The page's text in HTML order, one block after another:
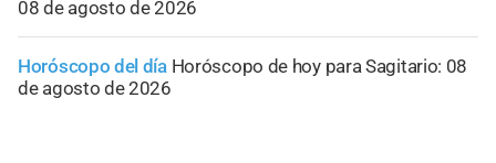
08 de agosto de 2026
Horóscopo del día Horóscopo de hoy para Sagitario: 08
de agosto de 2026